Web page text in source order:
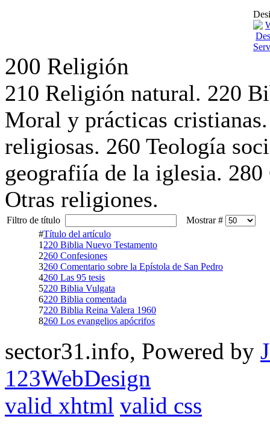
200 Religión
210 Religión natural. 220
Moral y prácticas
religiosas. 260 Teología
geografiía de la iglesia.
Otras religiones.
Filtro de título
Mostrar #
#Título del artículo
1220 Biblia Nuevo Testamento
2260 Confesiones
3260 Comentario sobre la Epístola de San Pedro
4260 Las 95 tesis
5220 Biblia Vulgata
6220 Biblia comentada
7220 Biblia Reina Valera 1960
8260 Los evangelios apócrifos
sector31.info, Powered by
123WebDesign
valid xhtml valid css